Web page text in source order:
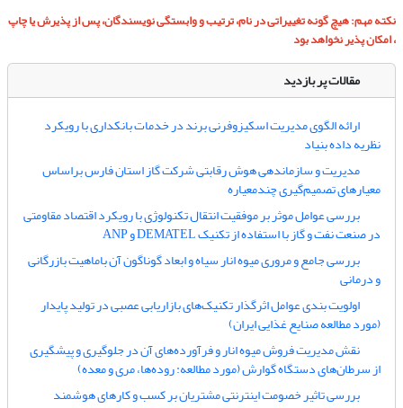
نکته مهم: هیچ گونه تغییراتی در نام، ترتیب و وابستگی نویسندگان، پس از پذیرش یا چاپ
، امکان پذیر نخواهد بود
مقالات پر بازدید
ارائه الگوی مدیریت اسکیزوفرنی برند در خدمات بانکداری با رویکرد
نظریه داده بنیاد
مدیریت و سازماندهی هوش رقابتی شرکت گاز استان فارس براساس
معیارهای تصمیم‌گیری چندمعیاره
بررسی عوامل موثر بر موفقیت انتقال تکنولوژی با رویکرد اقتصاد مقاومتی
در صنعت نفت و گاز با استفاده از تکنیک DEMATEL و ANP‏
بررسی جامع و مروری میوه انار سیاه و ابعاد گوناگون آن باماهیت بازرگانی
و درمانی
اولویت بندی عوامل اثرگذار تکنیک‌های بازاریابی عصبی در تولید پایدار
(مورد مطالعه صنایع غذایی ایران)
نقش مدیریت فروش میوه انار و فرآورده‌های آن در جلوگیری و پیشگیری
از سرطان‌های دستگاه گوارش (مورد مطالعه: روده‌ها، مری و معده)
بررسی تاثیر خصومت اینترنتی مشتریان بر کسب و کارهای هوشمند